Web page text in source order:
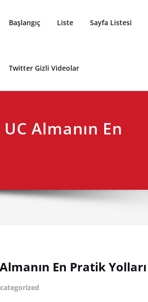
Başlangıç Liste Sayfa Listesi
Twitter Gizli Videolar
Almanın En
En Pratik Yolları